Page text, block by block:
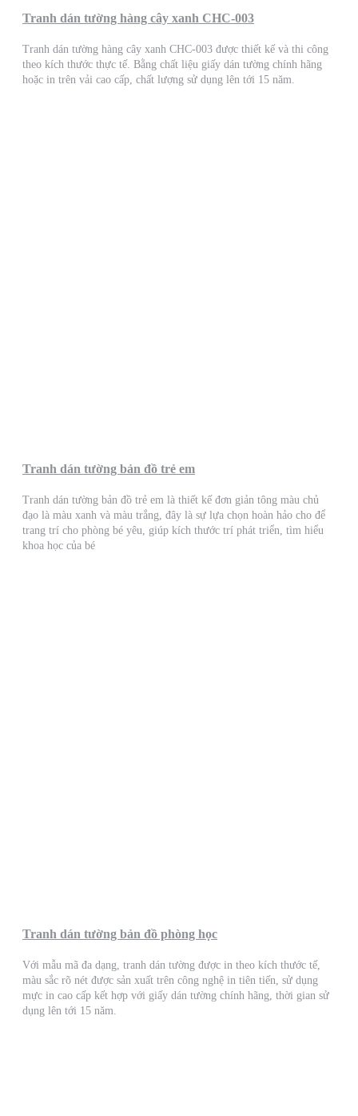
Tranh dán tường hàng cây xanh CHC-003
Tranh dán tường hàng cây xanh CHC-003 được thiết kế và thi công
theo kích thước thực tế. Bằng chất liệu giấy dán tường chính hãng
hoặc in trên vải cao cấp, chất lượng sử dụng lên tới 15 năm.
Tranh dán tường bản đồ trẻ em
Tranh dán tường bản đồ trẻ em là thiết kế đơn giản tông màu chủ
đạo là màu xanh và màu trắng, đây là sự lựa chọn hoàn hảo cho để
trang trí cho phòng bé yêu, giúp kích thước trí phát triển, tìm hiểu
khoa học của bé
Tranh dán tường bản đồ phòng học
Với mẫu mã đa dạng, tranh dán tường được in theo kích thước tế,
màu sắc rõ nét được sản xuất trên công nghệ in tiên tiến, sử dụng
mực in cao cấp kết hợp với giấy dán tường chính hãng, thời gian sử
dụng lên tới 15 năm.